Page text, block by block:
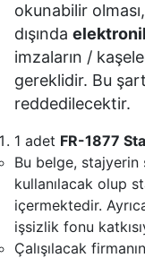
okunabilir
dışında
imzaların /
gereklidir. Bu
reddedilecektir.
1 adet FR-1877
Bu belge,
kullanılacak olup
içermektedir.
işsizlik fonu
Çalışılacak